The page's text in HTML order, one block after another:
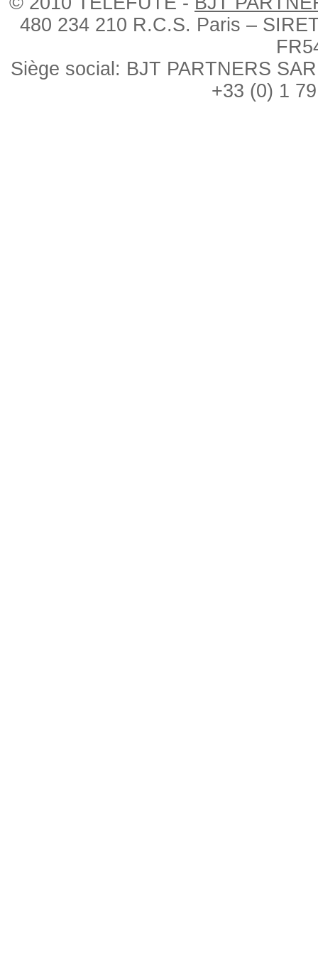
480 234 210 R.C.S. Paris –
Siège social: BJT PARTNERS
+33 (0) 1